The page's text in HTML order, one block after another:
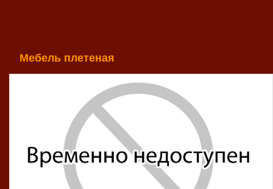
Мебель плетеная